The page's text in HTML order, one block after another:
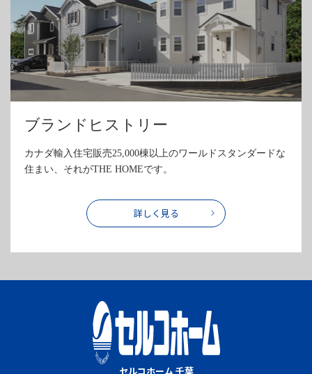
ブランドヒストリー
カナダ輸入住宅販売25,000棟以上のワールドスタンダードな
住まい、それがTHE HOMEです。
詳しく見る
セルコホーム 千葉